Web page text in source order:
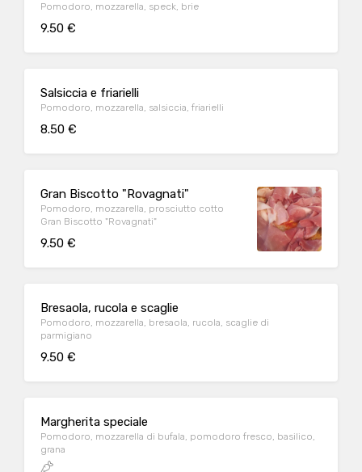
Pomodoro, mozzarella, speck, brie
9.50 €
Salsiccia e friarielli
Pomodoro, mozzarella, salsiccia, friarielli
8.50 €
Gran Biscotto "Rovagnati"
Pomodoro, mozzarella, prosciutto cotto
Gran Biscotto "Rovagnati"
9.50 €
Bresaola, rucola e scaglie
Pomodoro, mozzarella, bresaola, rucola, scaglie di
parmigiano
9.50 €
Margherita speciale
Pomodoro, mozzarella di bufala, pomodoro fresco, basilico,
grana